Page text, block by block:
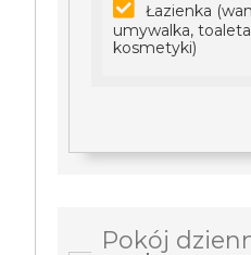
Łazienka
umywalka,
kosmetyki)
Pokój